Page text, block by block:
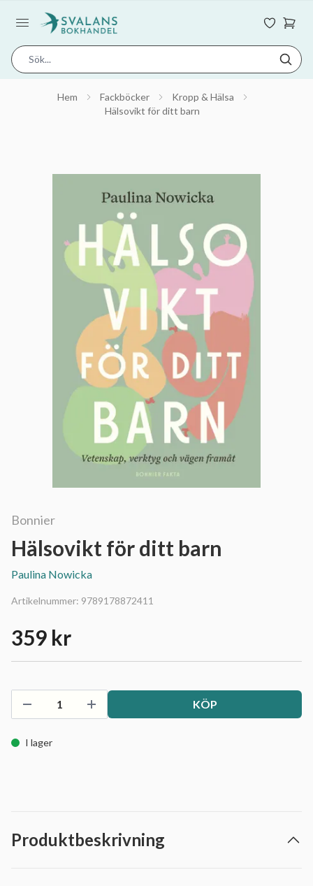
Hem Fackböcker
Kropp & Hälsa
Hälsovikt för ditt barn
Bonnier
Hälsovikt för ditt barn
Paulina Nowicka
Artikelnummer: 9789178872411
359 kr
KÖP
I lager
Produktbeskrivning